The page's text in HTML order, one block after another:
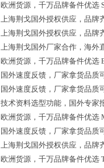
欧洲货源，千万品牌备件优选
上海荆戈国外授权供应，品牌
上海荆戈国外授权供应，品牌
上海荆戈国外厂家合作，海外
欧洲货源，千万品牌备件优选
国外速度反馈，厂家拿货品质
国外速度反馈，厂家拿货品质
技术资料选型功能，国外专家
欧洲货源，千万品牌备件优选
国外速度反馈，厂家拿货品质
上海荆戈国外授权供应，品牌
欧洲货源，千万品牌备件优选